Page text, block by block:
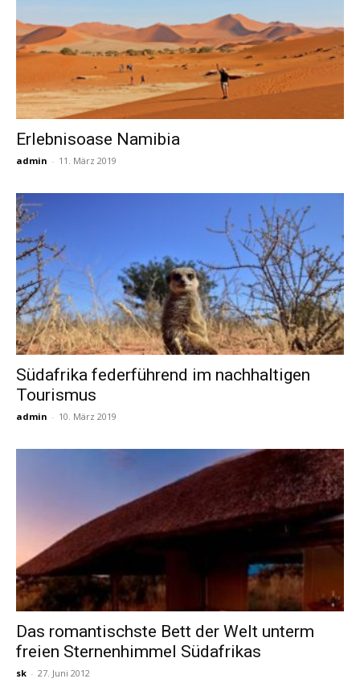
Erlebnisoase Namibia
admin - 11. März 2019
Südafrika federführend im nachhaltigen
Tourismus
admin - 10. März 2019
Das romantischste Bett der Welt unterm
freien Sternenhimmel Südafrikas
sk - 27. Juni 2012